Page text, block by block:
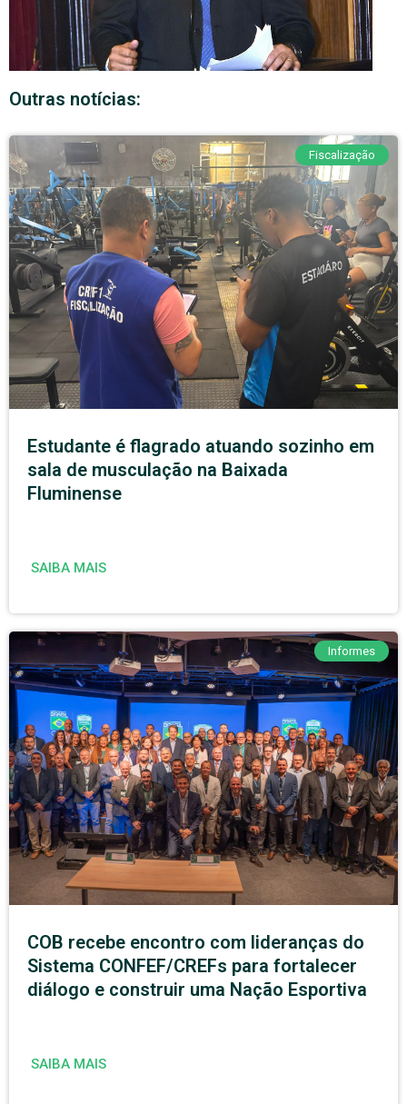
Outras notícias:
Fiscalização
Estudante é flagrado atuando sozinho em
sala de musculação na Baixada
Fluminense
SAIBA MAIS
Informes
COB recebe encontro com lideranças do
Sistema CONFEF/CREFs para fortalecer
diálogo e construir uma Nação Esportiva
SAIBA MAIS